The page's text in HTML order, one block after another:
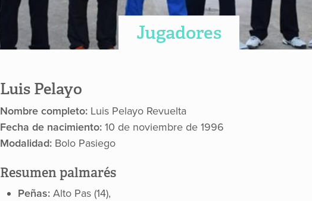
Jugadores
Luis Pelayo
Nombre completo: Luis Pelayo Revuelta
Fecha de nacimiento: 10 de noviembre de 1996
Modalidad: Bolo Pasiego
Resumen palmarés
Peñas: Alto Pas (14),